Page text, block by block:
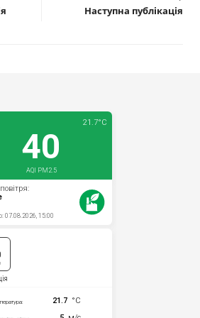
Наступна публікація